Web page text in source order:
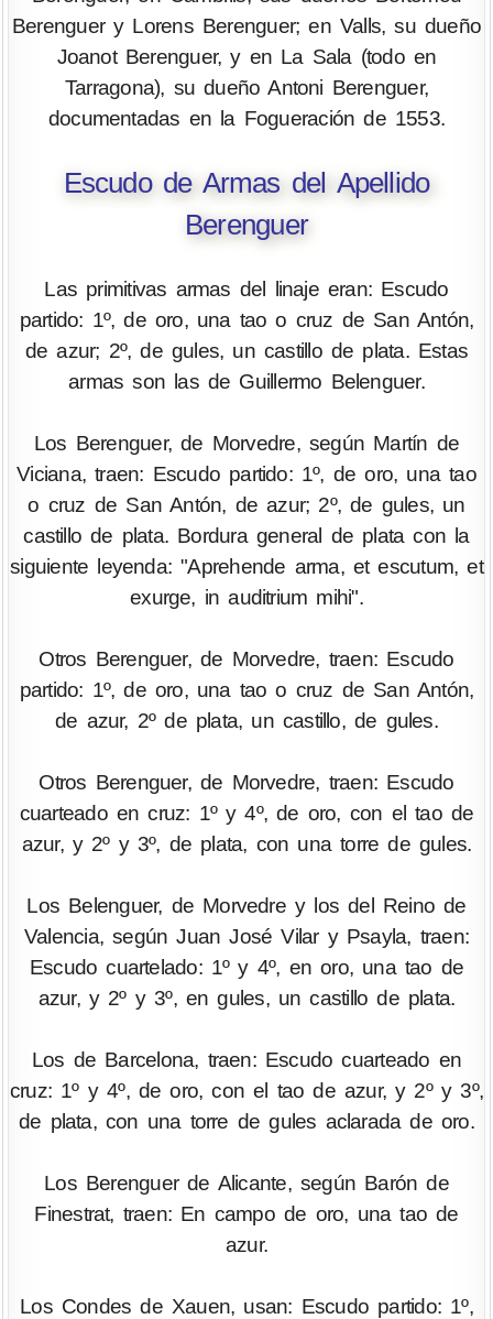
Berenguer y Lorens Berenguer; en Valls, su dueño
Joanot Berenguer, y en La Sala (todo en
Tarragona), su dueño Antoni Berenguer,
documentadas en la Fogueración de 1553.
Escudo de Armas del Apellido
Berenguer
Las primitivas armas del linaje eran: Escudo
partido: 1º, de oro, una tao o cruz de San Antón,
de azur; 2º, de gules, un castillo de plata. Estas
armas son las de Guillermo Belenguer.
Los Berenguer, de Morvedre, según Martín de
Viciana, traen: Escudo partido: 1º, de oro, una tao
o cruz de San Antón, de azur; 2º, de gules, un
castillo de plata. Bordura general de plata con la
siguiente leyenda: "Aprehende arma, et escutum, et
exurge, in auditrium mihi".
Otros Berenguer, de Morvedre, traen: Escudo
partido: 1º, de oro, una tao o cruz de San Antón,
de azur, 2º de plata, un castillo, de gules.
Otros Berenguer, de Morvedre, traen: Escudo
cuarteado en cruz: 1º y 4º, de oro, con el tao de
azur, y 2º y 3º, de plata, con una torre de gules.
Los Belenguer, de Morvedre y los del Reino de
Valencia, según Juan José Vilar y Psayla, traen:
Escudo cuartelado: 1º y 4º, en oro, una tao de
azur, y 2º y 3º, en gules, un castillo de plata.
Los de Barcelona, traen: Escudo cuarteado en
cruz: 1º y 4º, de oro, con el tao de azur, y 2º y 3º,
de plata, con una torre de gules aclarada de oro.
Los Berenguer de Alicante, según Barón de
Finestrat, traen: En campo de oro, una tao de
azur.
Los Condes de Xauen, usan: Escudo partido: 1º,